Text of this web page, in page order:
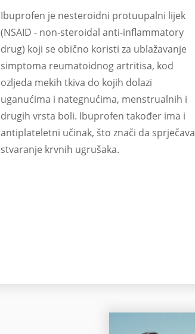
Ibuprofen je nesteroidni protuupalni lijek
(NSAID - non-steroidal anti-inflammatory
drug) koji se obično koristi za ublažavanje
simptoma reumatoidnog artritisa, kod
ozljeda mekih tkiva do kojih dolazi
uganućima i nategnućima, menstrualnih i
drugih vrsta boli. Ibuprofen također ima i
antiplateletni učinak, što znači da sprječava
stvaranje krvnih ugrušaka.